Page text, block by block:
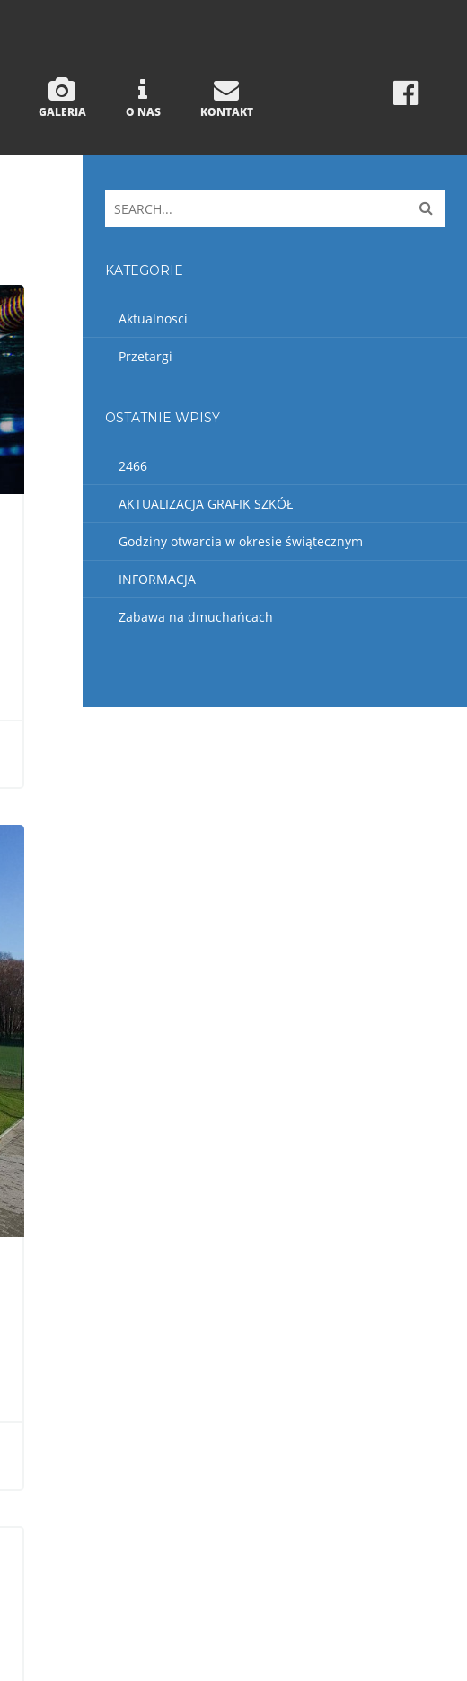
GALERIA O NAS KONTAKT
KATEGORIE
Aktualnosci
Przetargi
OSTATNIE WPISY
2466
AKTUALIZACJA GRAFIK SZKÓŁ
Godziny otwarcia w okresie świątecznym
INFORMACJA
Zabawa na dmuchańcach